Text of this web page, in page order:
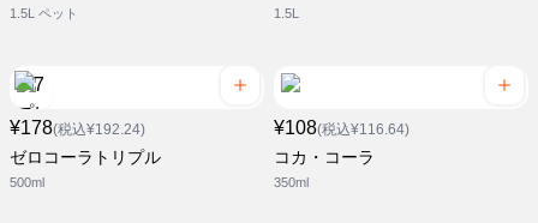
1.5L ペット 1.5L
¥178(税込¥192.24)
ゼロコーラトリプル
500ml
¥108(税込¥116.64)
コカ・コーラ
350ml